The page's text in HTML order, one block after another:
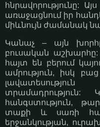
հնրավորությունը:
առաջացնում իր
միևնույն ժամանակ
Կանաչ – այն
բուսական
հայտ են բերում
ամրություն, իսկ
հանգստություն,
տաքի և սառի
երջանկության,